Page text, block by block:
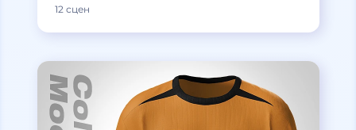
12 сцен